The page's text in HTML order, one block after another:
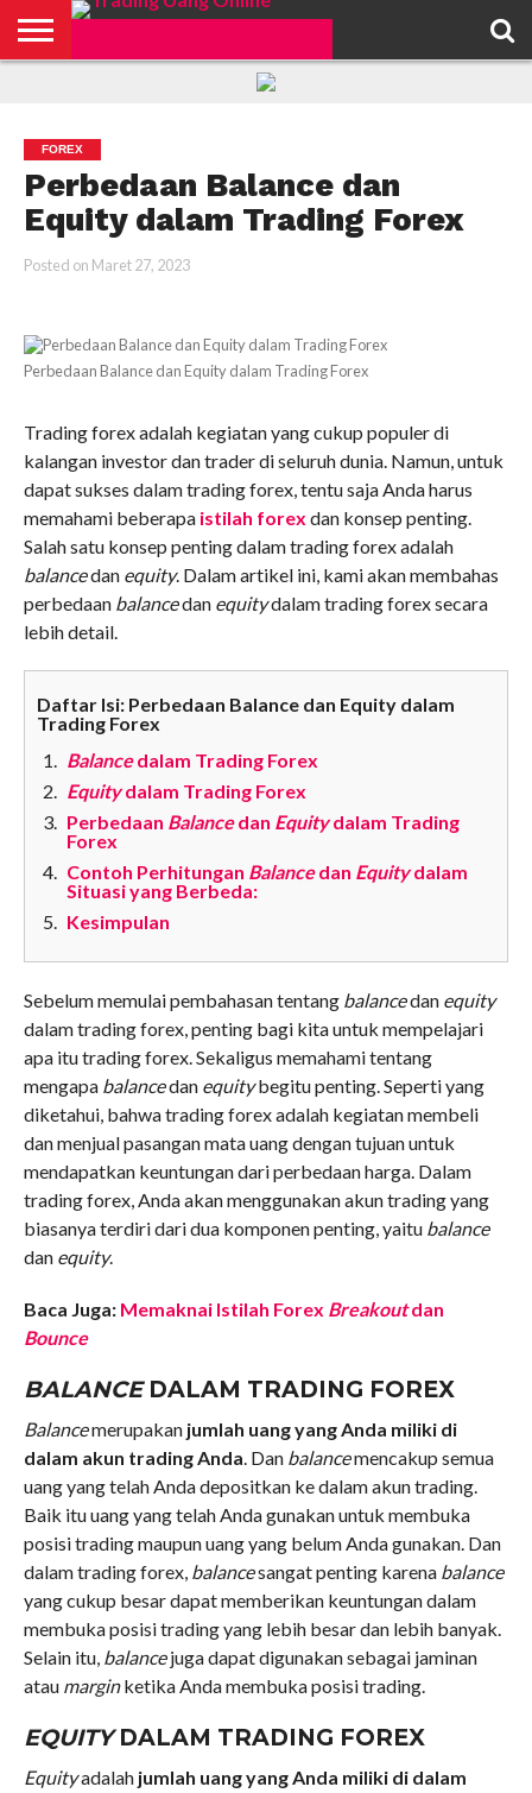
FOREX
Perbedaan Balance dan
Equity dalam Trading Forex
Posted on Maret 27, 2023
Perbedaan Balance dan Equity dalam Trading Forex
Trading forex adalah kegiatan yang cukup populer di
kalangan investor dan trader di seluruh dunia. Namun, untuk
dapat sukses dalam trading forex, tentu saja Anda harus
memahami beberapa istilah forex dan konsep penting.
Salah satu konsep penting dalam trading forex adalah
balancedan equity. Dalam artikel ini, kami akan membahas
perbedaan balancedan equitydalam trading forex secara
lebih detail.
Daftar Isi: Perbedaan Balance dan Equity dalam
Trading Forex
Balancedalam Trading Forex
Equitydalam Trading Forex
Perbedaan Balancedan Equitydalam Trading
Forex
Contoh Perhitungan Balancedan Equitydalam
Situasi yang Berbeda:
Kesimpulan
Sebelum memulai pembahasan tentang balancedan equity
dalam trading forex, penting bagi kita untuk mempelajari
apa itu trading forex. Sekaligus memahami tentang
mengapa balancedan equitybegitu penting. Seperti yang
diketahui, bahwa trading forex adalah kegiatan membeli
dan menjual pasangan mata uang dengan tujuan untuk
mendapatkan keuntungan dari perbedaan harga. Dalam
trading forex, Anda akan menggunakan akun trading yang
biasanya terdiri dari dua komponen penting, yaitu balance
dan equity.
Baca Juga: Memaknai Istilah Forex Breakoutdan
Bounce
BALANCEDALAM TRADING FOREX
Balancemerupakan jumlah uang yang Anda miliki di
dalam akun trading Anda. Dan balancemencakup semua
uang yang telah Anda depositkan ke dalam akun trading.
Baik itu uang yang telah Anda gunakan untuk membuka
posisi trading maupun uang yang belum Anda gunakan. Dan
dalam trading forex, balancesangat penting karena balance
yang cukup besar dapat memberikan keuntungan dalam
membuka posisi trading yang lebih besar dan lebih banyak.
Selain itu, balancejuga dapat digunakan sebagai jaminan
atau marginketika Anda membuka posisi trading.
EQUITYDALAM TRADING FOREX
Equityadalah jumlah uang yang Anda miliki di dalam